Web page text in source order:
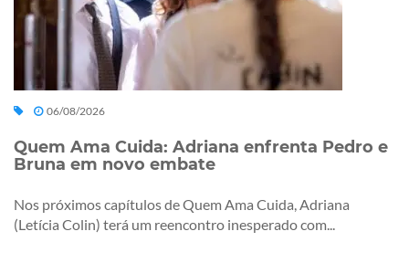
06/08/2026
Quem Ama Cuida: Adriana enfrenta Pedro e
Bruna em novo embate
Nos próximos capítulos de Quem Ama Cuida, Adriana
(Letícia Colin) terá um reencontro inesperado com...